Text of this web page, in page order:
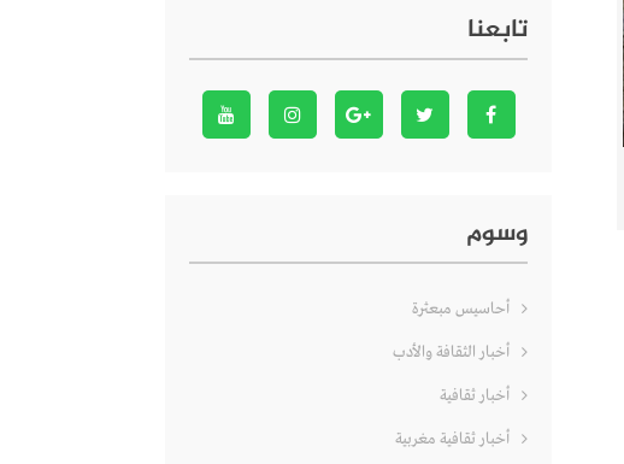
تابعنا
وسوم
أحاسيس مبعثرة
أخبار الثقافة والأدب
أخبار ثقافية
أخبار ثقافية مغربية